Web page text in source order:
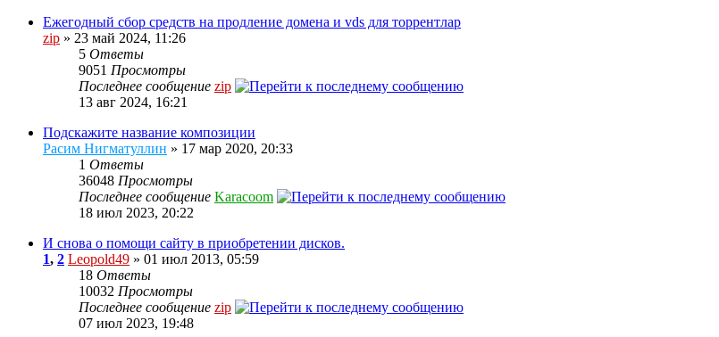
Ежегодный сбор средств на продление домена и vds для торрентлар
zip » 23 май 2024, 11:26
5 Ответы
9051 Просмотры
Последнее сообщение zip
13 авг 2024, 16:21
Подскажите название композиции
Расим Нигматуллин » 17 мар 2020, 20:33
1 Ответы
36048 Просмотры
Последнее сообщение Karacoom
18 июл 2023, 20:22
И снова о помощи сайту в приобретении дисков.
1, 2 Leopold49 » 01 июл 2013, 05:59
18 Ответы
10032 Просмотры
Последнее сообщение zip
07 июл 2023, 19:48